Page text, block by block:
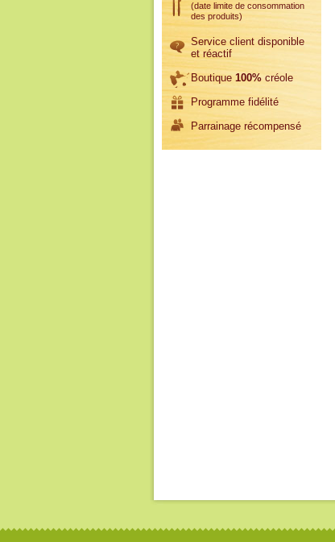
(date limite de consommation
des produits)
Service client disponible
et réactif
Boutique 100%créole
Programme fidélité
Parrainage récompensé